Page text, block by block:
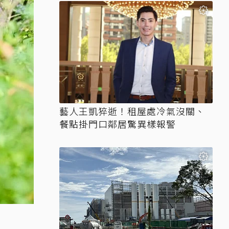
藝人王凱猝逝！租屋處冷氣沒關、
餐點掛門口鄰居驚異樣報警